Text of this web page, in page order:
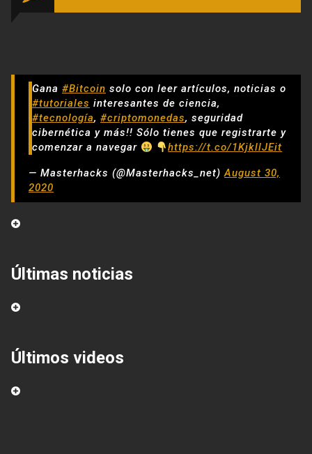
Gana #Bitcoin solo con leer artículos, noticias o
#tutoriales interesantes de ciencia,
#tecnología, #criptomonedas, seguridad
cibernética y más!! Sólo tienes que registrarte y
comenzar a navegar
https://t.co/1KjkllJEit
— Masterhacks (@Masterhacks_net)August 30,
2020
Últimas noticias
Últimos videos